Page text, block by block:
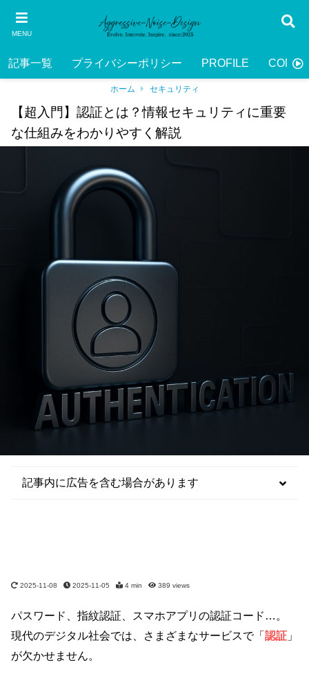
MENU
記事一覧 プライバシーポリシー PROFILE
ホーム セキュリティ
【超入門】認証とは？情報セキュリティに重要
な仕組みをわかりやすく解説
2025-11-08 2025-11-05 4 min 389 views
記事内に広告を含む場合があります
パスワード、指紋認証、スマホアプリの認証コード…。
現代のデジタル社会では、さまざまなサービスで「 認証 」
が欠かせません。